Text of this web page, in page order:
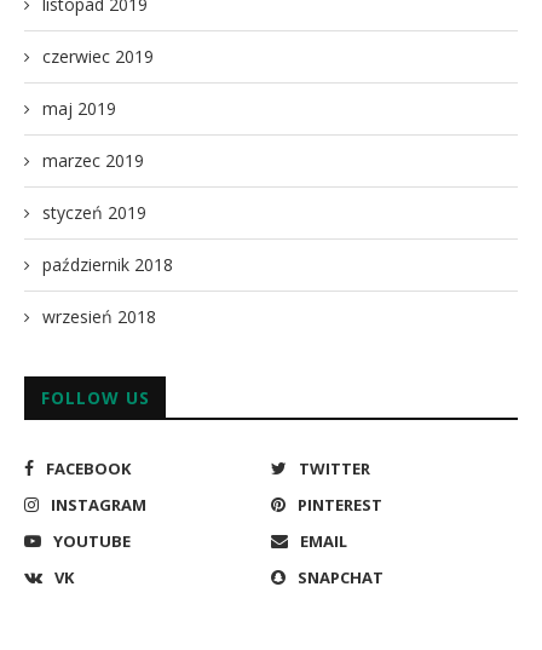
czerwiec 2019
maj 2019
marzec 2019
styczeń 2019
październik 2018
wrzesień 2018
FOLLOW US
FACEBOOK
TWITTER
INSTAGRAM
PINTEREST
YOUTUBE
EMAIL
VK
SNAPCHAT